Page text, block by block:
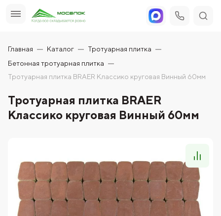
Главная Каталог
Тротуарная плитка
Бетонная тротуарная плитка
Тротуарная плитка BRAER Классико круговая Винный 60мм
Тротуарная плитка BRAER
Классико круговая Винный 60мм